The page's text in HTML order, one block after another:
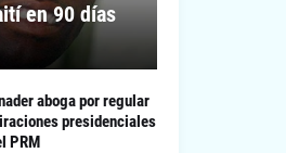
en 90 días
aboga por regular
presidenciales
PRM